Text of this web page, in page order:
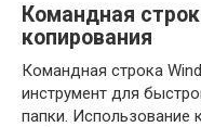
Командная
копирования
Командная строка
инструмент для
папки. Использование